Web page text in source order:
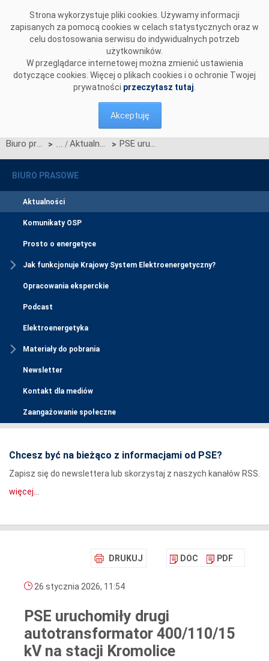
Strona wykorzystuje pliki cookies. Używamy informacji
zapisanych za pomocą cookies w celach statystycznych oraz w
celu dostosowania serwisu do indywidualnych potrzeb
użytkowników.
W przeglądarce internetowej można zmienić ustawienia
dotyczące cookies. Więcej o plikach cookies i o ochronie Twojej
prywatności przeczytasz tutaj
Akceptuję
Biuro prasowe > Aktualności > PSE uruchomiły drugi autotransformator 400/110/15 kV na stacji Kromolice
BIURO PRASOWE
Aktualności
Komunikaty OSP
Prosto o energetyce
Jak funkcjonuje Krajowy System Elektroenergetyczny?
Opracowania eksperckie
Podcast
Elektroenergetyka
Materiały do pobrania
Newsletter
Kontakt dla mediów
Zaangażowanie społeczne
Chcesz być na bieżąco z informacjami od PSE?
Zapisz się do newslettera lub skorzystaj z naszych kanałów RSS.
więcej...
DRUKUJ DOC PDF
26 stycznia 2026, 11:54
PSE uruchomiły drugi
autotransformator 400/110/15
kV na stacji Kromolice